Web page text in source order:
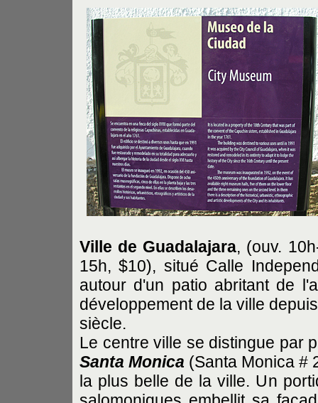
Ville de Guadalajara, (ouv.
15h, $10), situé Calle
autour d'un patio abritant de
développement de la ville
siècle.
Le centre ville se distingue par
Santa Monica (Santa Monica #
la plus belle de la ville. Un